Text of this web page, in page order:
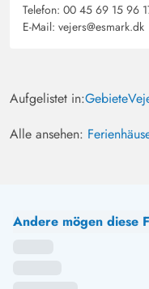
Telefon: 00 45 69 15 96
E-Mail: vejers@esmark.dk
Aufgelistet in:Gebiete
Alle ansehen:
Andere mögen diese